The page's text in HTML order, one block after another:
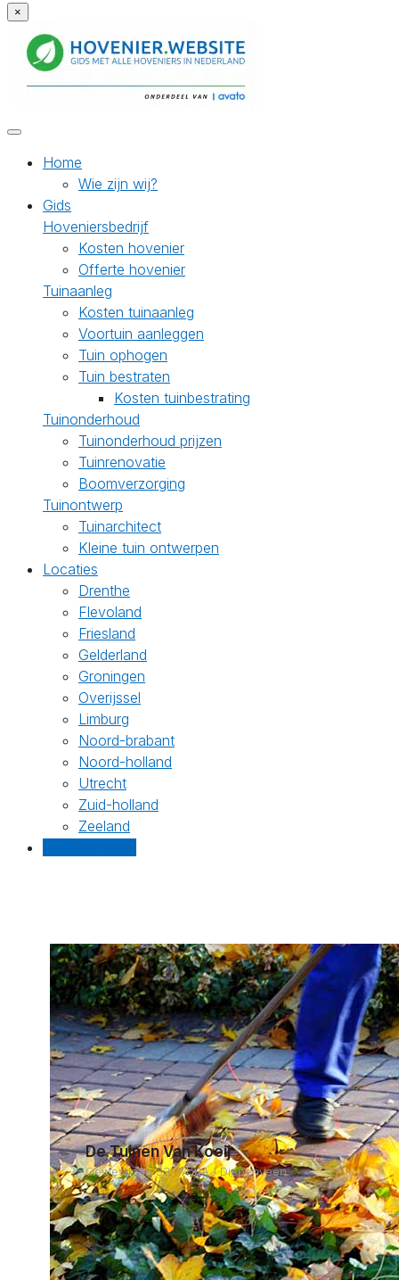
×
Home
Wie zijn wij?
Gids
Hoveniersbedrijf
Kosten hovenier
Offerte hovenier
Tuinaanleg
Kosten tuinaanleg
Voortuin aanleggen
Tuin ophogen
Tuin bestraten
Kosten tuinbestrating
Tuinonderhoud
Tuinonderhoud prijzen
Tuinrenovatie
Boomverzorging
Tuinontwerp
Tuinarchitect
Kleine tuin ontwerpen
Locaties
Drenthe
Flevoland
Friesland
Gelderland
Groningen
Overijssel
Limburg
Noord-brabant
Noord-holland
Utrecht
Zuid-holland
Zeeland
De Tuinen Van Kooij
Gewestlaan 33, 7431AJ Diepenveen